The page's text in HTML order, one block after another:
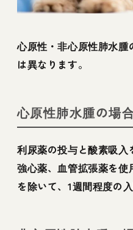
心原性・非心原性肺水
は異なります。
心原性肺水腫の場
利尿薬の投与と酸素吸入
強心薬、血管拡張薬を
を除いて、1週間程度の